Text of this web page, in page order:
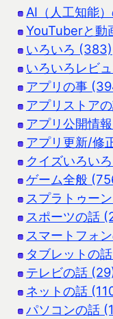
AI（人工知能
YouTuberと動
いろいろ (383)
いろいろレビ
アプリの事
アプリストア
アプリ公開情
アプリ更新/修
クイズいろい
ゲーム全般
スプラトゥー
スポーツの話
スマートフォ
タブレットの
テレビの話
ネットの話
パソコンの話